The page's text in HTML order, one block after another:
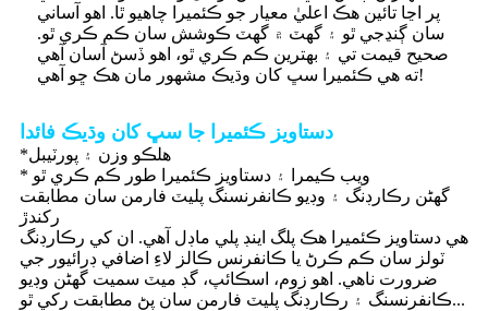
پر اڃا تائين هڪ اعليٰ معيار جو ڪئميرا چاهيو ٿا. اهو آساني
سان ڳنڍجي ٿو ۽ گهٽ ۾ گهٽ ڪوشش سان ڪم ڪري ٿو.
صحيح قيمت تي ۽ بهترين ڪم ڪري ٿو، اهو ڏسڻ آسان آهي
ته هي ڪئميرا سڀ کان وڌيڪ مشهور مان هڪ ڇو آهي!
دستاويز ڪئميرا جا سڀ کان وڌيڪ فائدا
*هلڪو وزن ۽ پورٽيبل
* ويب ڪيمرا ۽ دستاويز ڪئميرا طور ڪم ڪري ٿو
گھڻن رڪارڊنگ ۽ وڊيو ڪانفرنسنگ پليٽ فارمن سان مطابقت
رکندڙ
هي دستاويز ڪئميرا هڪ پلگ اينڊ پلي ماڊل آهي. ان کي رڪارڊنگ
ٽولز سان ڪم ڪرڻ يا ڪانفرنس ڪالز لاءِ اضافي ڊرائيور جي
ضرورت ناهي. اهو زوم، اسڪائپ، گڊ ميٽ سميت گھڻن وڊيو
ڪانفرنسنگ ۽ رڪارڊنگ پليٽ فارمن سان پڻ مطابقت رکي ٿو...